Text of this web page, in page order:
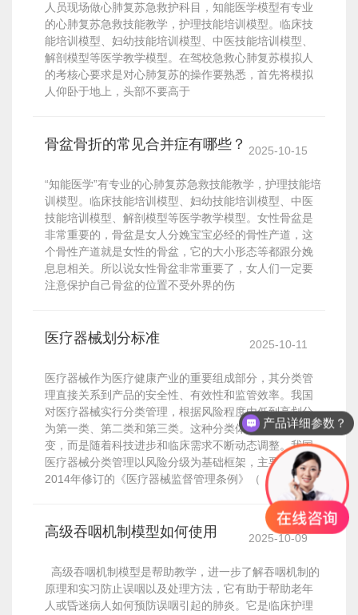
人员现场做心肺复苏急救护科目，知能医学模型有专业
的心肺复苏急救技能教学，护理技能培训模型。临床技
能培训模型、妇幼技能培训模型、中医技能培训模型、
解剖模型等医学教学模型。在驾校急救心肺复苏模拟人
的考核心要求是对心肺复苏的操作要熟悉，首先将模拟
人仰卧于地上，头部不要高于
骨盆骨折的常见合并症有哪些？ 2025-10-15
“知能医学”有专业的心肺复苏急救技能教学，护理技能培
训模型。临床技能培训模型、妇幼技能培训模型、中医
技能培训模型、解剖模型等医学教学模型。女性骨盆是
非常重要的，骨盆是女人分娩宝宝必经的骨性产道，这
个骨性产道就是女性的骨盆，它的大小形态等都跟分娩
息息相关。所以说女性骨盆非常重要了，女人们一定要
注意保护自己骨盆的位置不受外界的伤
医疗器械划分标准 2025-10-11
医疗器械作为医疗健康产业的重要组成部分，其分类管
理直接关系到产品的安全性、有效性和监管效率。我国
对医疗器械实行分类管理，根据风险程度由低到高划分
为第一类、第二类和第三类。这种分类体系并非一成不
变，而是随着科技进步和临床需求不断动态调整。我国
医疗器械分类管理以风险分级为基础框架，主要依据
2014年修订的《医疗器械监督管理条例》（
高级吞咽机制模型如何使用 2025-10-09
高级吞咽机制模型是帮助教学，进一步了解吞咽机制的
原理和实习防止误咽以及处理方法，它有助于帮助老年
人或昏迷病人如何预防误咽引起的肺炎。它是临床护理
产品详细参数？